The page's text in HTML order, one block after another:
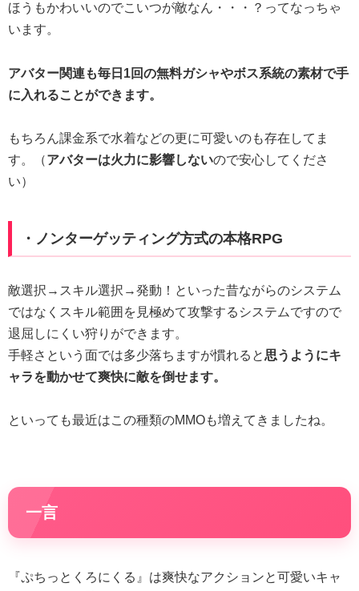
ほうもかわいいのでこいつが敵なん・・・？ってなっちゃ
います。
アバター関連も毎日1回の無料ガシャやボス系統の素材で手
に入れることができます。
もちろん課金系で水着などの更に可愛いのも存在してま
す。（アバターは火力に影響しないので安心してくださ
い）
・ノンターゲッティング方式の本格RPG
敵選択→スキル選択→発動！といった昔ながらのシステム
ではなくスキル範囲を見極めて攻撃するシステムですので
退屈しにくい狩りができます。
手軽さという面では多少落ちますが慣れると思うようにキ
ャラを動かせて爽快に敵を倒せます。
といっても最近はこの種類のMMOも増えてきましたね。
一言
『ぷちっとくろにくる』は爽快なアクションと可愛いキャ